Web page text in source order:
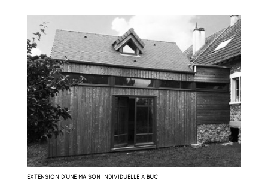
EXTENSION D’UNE MAISON INDIVIDUELLE À BUC